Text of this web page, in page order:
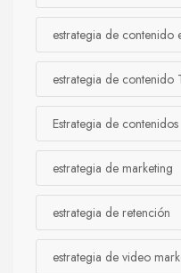
estrategia de contenido
estrategia de contenido
Estrategia de contenidos
estrategia de marketing
estrategia de retención
estrategia de video